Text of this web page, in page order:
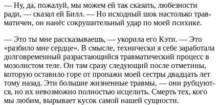
— Ну, да, пожа­луй, мы можем ей так ска­зать, любез­но­сти
ради, — ска­зал ей Билл. — Но исход­ный шок настоль­ко трав­
ма­ти­чен, он нанёс сокру­ши­тель­ный удар по моей психике.
— Это ты мне рас­ска­зы­ва­ешь, — уко­ри­ла его Кэти. — Это
«раз­би­ло мне серд­це». В смыс­ле, тех­ни­че­ски я себе зара­бо­та­ла
дол­го­вре­мен­ный раз­рас­та­ю­щий­ся трав­ма­ти­че­ский про­цесс в
мозо­ли­стом теле. Он там сра­зу сле­ду­ю­щий после отме­ти­ны,
кото­рую оста­ви­ло горе от про­па­жи моей сест­ры два­дцать лет
тому назад. Эти боль­шие жиз­нен­ные трав­мы, — они руб­цу­ют­
ся, но их невоз­мож­но пол­но­стью исце­лить. Смерть тех, кого
мы любим, выры­ва­ет кусок самой нашей сущности.